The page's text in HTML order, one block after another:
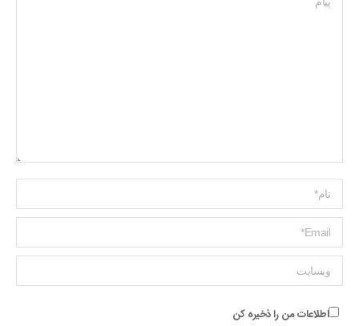
Name *
ایمیل *
وبسایت
اطلاعات من را ذخیره کن